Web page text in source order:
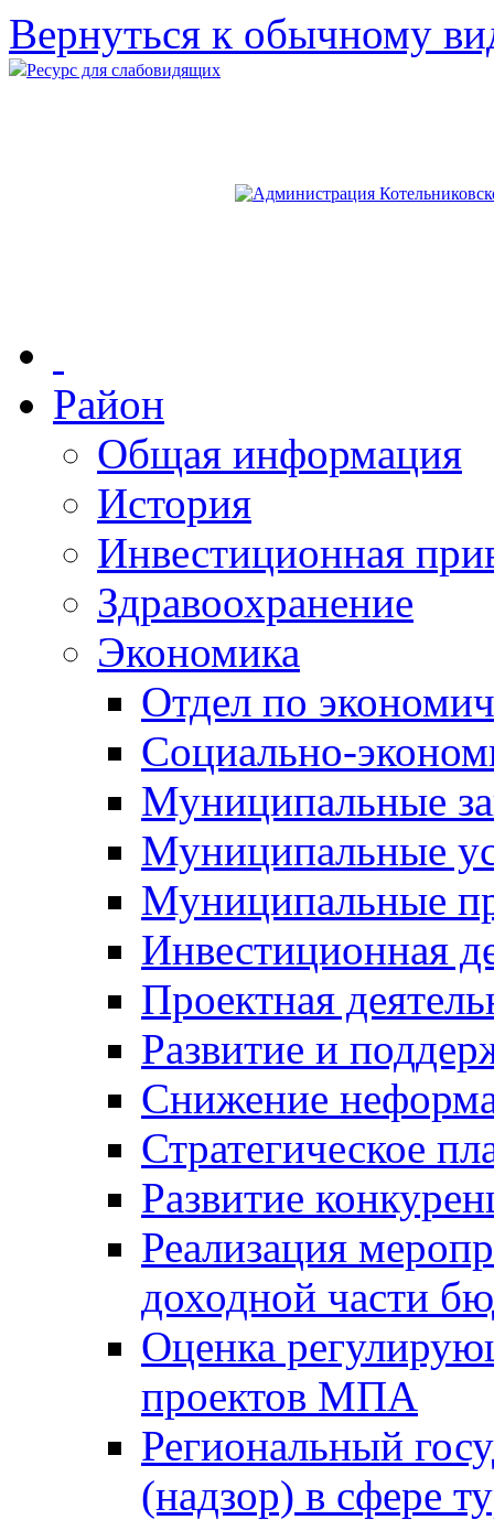
Вернуться к обычному
Ресурс для слабовидящих
Район
Общая информация
История
Инвестиционная
Здравоохранение
Экономика
Отдел по
Социально-
Муниципальные
Муниципальные
Муниципальные
Инвестиционная
Проектная
Развитие и
Снижение
Стратегическое
Развитие
Реализация
доходной части
Оценка
проектов МПА
Региональный
(надзор) в сфере